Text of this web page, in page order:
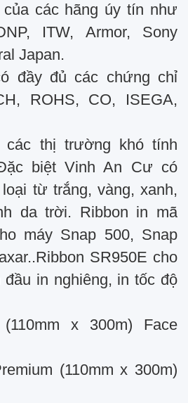
của các hãng úy tín như
ITW, Armor, Sony
Japan.
đầy đủ các chứng chỉ
ROHS, CO, ISEGA,
các thị trường khó tính
biệt Vinh An Cư có
từ trắng, vàng, xanh,
da trời. Ribbon in mã
máy Snap 500, Snap
SR950E cho
in nghiêng, in tốc độ
x 300m) Face
(110mm x 300m)